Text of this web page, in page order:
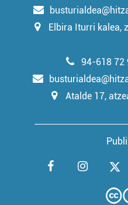
Elbira Iturri kalea,
94-618 72
Atalde 17,